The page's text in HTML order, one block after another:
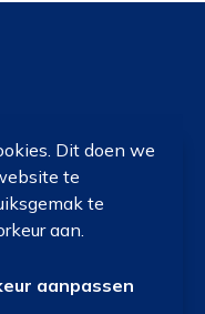
Dit doen we
te
te
aan.
aanpassen